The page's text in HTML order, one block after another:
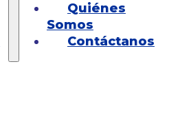
Quiénes
Somos
Contáctanos